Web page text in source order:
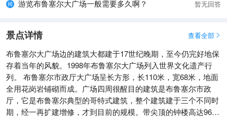
游览布鲁塞尔大广场一般需要多久啊？ 暂无回答
景点详情 查看全部 
布鲁塞尔大广场边的建筑大都建于17世纪晚期，至今仍完好地保
存着当年的风貌。1998年布鲁塞尔大广场列入世界文化遗产行
列。 布鲁塞尔市政厅大广场呈长方形，长110米，宽68米，地面
全用花岗岩铺砌而成。广场四周很醒目的建筑是布鲁塞尔市政
厅，它是布鲁塞尔典型的哥特式建筑，整个建筑建于三个不同时
期，经一再扩建增修，才到目前的规模。带尖顶的钟楼高达96